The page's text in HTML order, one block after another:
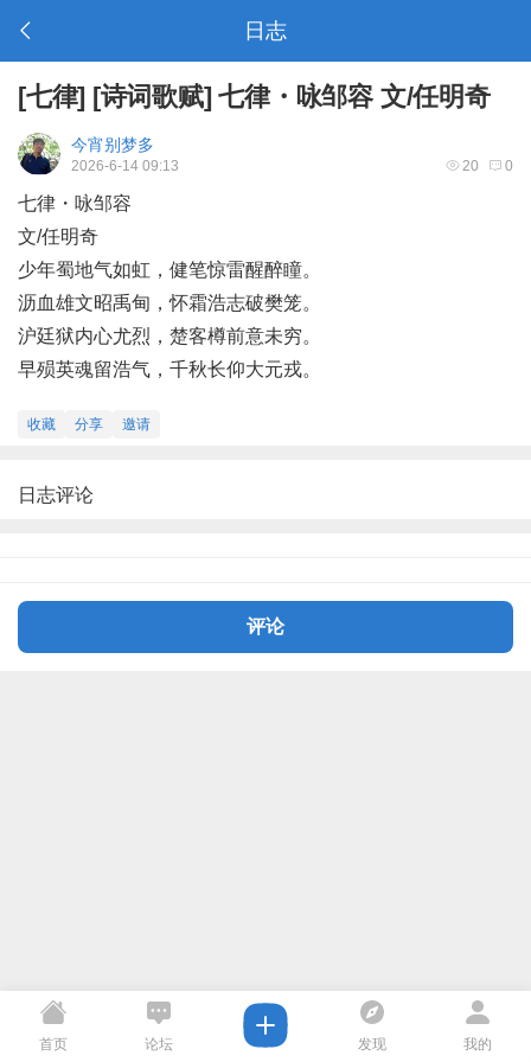
日志
[七律] [诗词歌赋] 七律・咏邹容 文/任明奇
今宵别梦多
20 0
2026-6-14 09:13
七律・咏邹容
文/任明奇
少年蜀地气如虹，健笔惊雷醒醉瞳。
沥血雄文昭禹甸，怀霜浩志破樊笼。
沪廷狱内心尤烈，楚客樽前意未穷。
早殒英魂留浩气，千秋长仰大元戎。
收藏 分享 邀请
日志评论
评论
首页 论坛 发现 我的